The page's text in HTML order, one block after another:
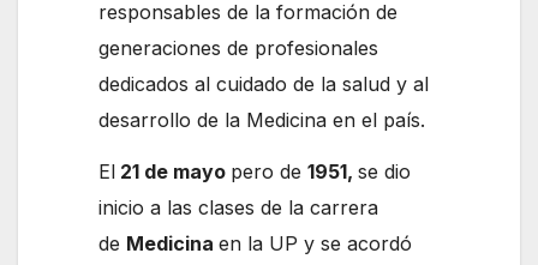
responsables de la formación de
generaciones de profesionales
dedicados al cuidado de la salud y al
desarrollo de la Medicina en el país.
El 21 de mayo pero de1951,se dio
inicio a las clases de la carrera
de Medicinaen la UP y se acordó